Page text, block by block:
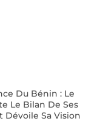
Du Bénin : Le
Le Bilan De Ses
Dévoile Sa Vision